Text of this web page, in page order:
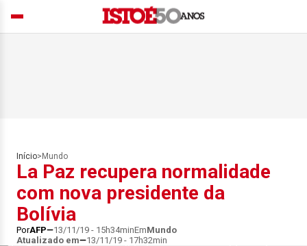
Início> Mundo
La Paz recupera normalidade
com nova presidente da
Bolívia
PorAFP 13/11/19 - 15h34minEmMundo
Atualizado em
13/11/19 - 17h32min